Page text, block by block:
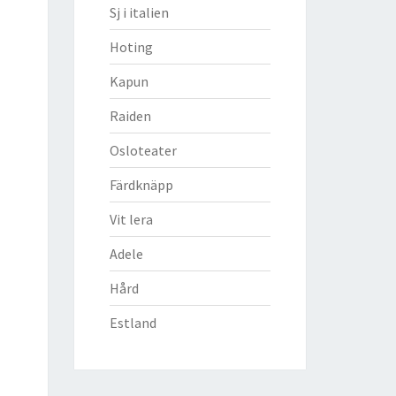
Sj i italien
Hoting
Kapun
Raiden
Osloteater
Färdknäpp
Vit lera
Adele
Hård
Estland